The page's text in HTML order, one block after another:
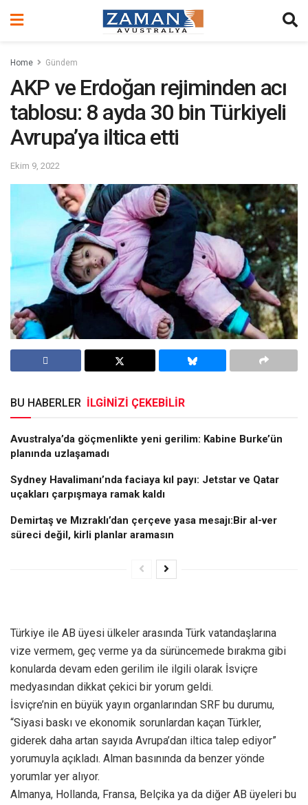
Home Gündem
AKP ve Erdoğan rejiminden acı
tablosu: 8 ayda 30 bin Türkiyeli
Avrupa’ya iltica etti
Ekim 9, 2022
BU HABERLER İLGİNİZİ ÇEKEBİLİR
Avustralya’da göçmenlikte yeni gerilim: Kabine Burke’ün
planında uzlaşamadı
Sydney Havalimanı’nda faciaya kıl payı: Jetstar ve Qatar
uçakları çarpışmaya ramak kaldı
Demirtaş ve Mızraklı’dan çerçeve yasa mesajı:Bir al-ver
süreci değil, kirli planlar aramasın
Türkiye ile AB üyesi ülkeler arasında Türk vatandaşlarına
vize vermem, geç verme ya da sürüncemede bırakma gibi
konularda devam eden gerilim ile ilgili olarak İsviçre
medyasından dikkat çekici bir yorum geldi.
İsviçre’nin en büyük yayın organlarından SRF bu durumu,
“Siyasi baskı ve ekonomik sorunlardan kaçan Türkler,
giderek daha artan sayıda Avrupa’dan iltica talep ediyor”
yorumuyla açıkladı. Alman basınında da benzer yönde
yorumlar yer alıyor.
Almanya, Hollanda, Fransa, Belçika ya da diğer AB üyeleri bu